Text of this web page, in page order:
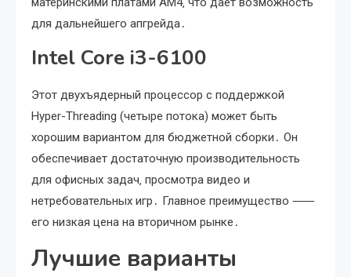
для дальнейшего апгрейда․
Intel Core i3-6100
Этот двухъядерный процессор с поддержкой
Hyper-Threading (четыре потока) может быть
хорошим вариантом для бюджетной сборки․ Он
обеспечивает достаточную производительность
для офисных задач‚ просмотра видео и
нетребовательных игр․ Главное преимущество ⸺
его низкая цена на вторичном рынке․
Лучшие варианты